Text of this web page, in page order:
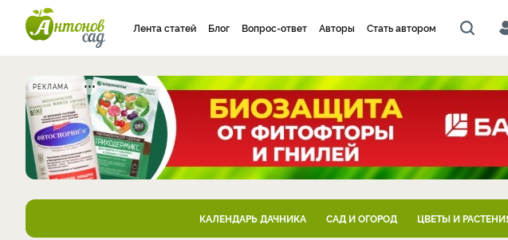
Лента статей Блог Вопрос-ответ Авторы Стать автором
РЕКЛАМА
КАЛЕНДАРЬ ДАЧНИКА САД И ОГОРОД ЦВЕТЫ И